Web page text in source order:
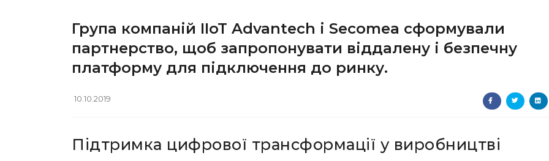
Група компаній IIoT Advantech і Secomea сформували
партнерство, щоб запропонувати віддалену і безпечну
платформу для підключення до ринку.
10.10.2019
Підтримка цифрової трансформації у виробництві